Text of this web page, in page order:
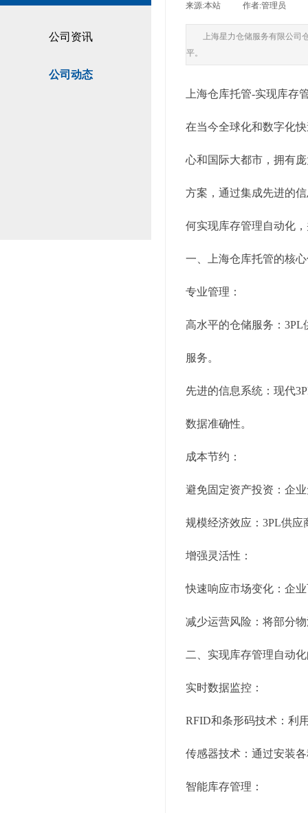
公司资讯
公司动态
来源:本站 作者:管理员
上海星力仓储服务有限公
平。
上海仓库托管-实现库存
在当今全球化和数字化
心和国际大都市，拥有
方案，通过集成先进的
何实现库存管理自动化
一、上海仓库托管的核
专业管理：
高水平的仓储服务：
服务。
先进的信息系统：现代
数据准确性。
成本节约：
避免固定资产投资：企
规模经济效应：3PL供
增强灵活性：
快速响应市场变化：企
减少运营风险：将部分
二、实现库存管理自动
实时数据监控：
RFID和条形码技术：利
传感器技术：通过安装
智能库存管理：